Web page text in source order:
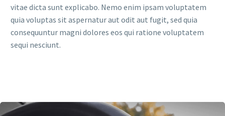
vitae dicta sunt explicabo. Nemo enim ipsam voluptatem
quia voluptas sit aspernatur aut odit aut fugit, sed quia
consequuntur magni dolores eos qui ratione voluptatem
sequi nesciunt.